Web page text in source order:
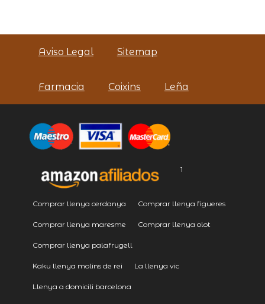
Aviso Legal Sitemap
Farmacia Coixins Leña
1
Comprar llenya cerdanya Comprar llenya figueres
Comprar llenya maresme Comprar llenya olot
Comprar llenya palafrugell
Kaku llenya molins de rei La llenya vic
Llenya a domicili barcelona